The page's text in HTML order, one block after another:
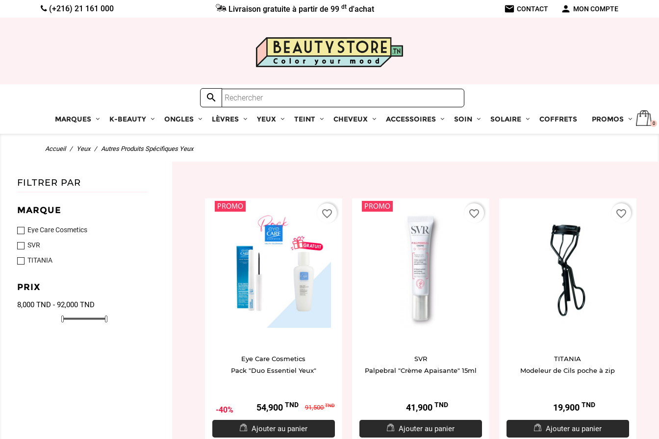
(+216) 21 161 000 Livraison gratuite à partir de 99dt d'achat mail CONTACT person MON COMPTE
MARQUES K-BEAUTY ONGLES LÈVRES YEUX TEINT CHEVEUX ACCESSOIRES SOIN SOLAIRE COFFRETS PROMOS 0

Accueil Yeux Autres Produits Spécifiques Yeux
FILTRER PAR
MARQUE
Eye Care Cosmetics
SVR
TITANIA
PRIX
8,000 TND - 92,000 TND
PROMO
Eye Care Cosmetics
Pack "Duo Essentiel Yeux"
40% Prix54,900 TNDPrix
base
91,500TND
Ajouter au panier
favorite_border
PROMO
SVR
Palpebral "Crème Apaisante" 15ml
Prix41,900 TND
Ajouter au panier
favorite_border
TITANIA
Modeleur de Cils poche à zip
Prix19,900 TND
Ajouter au panier
favorite_border